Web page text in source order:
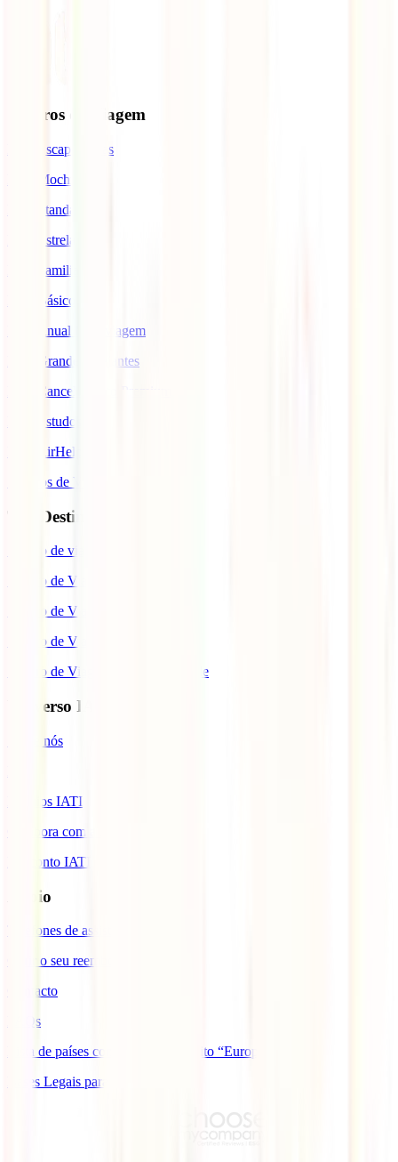
Seguros de Viagem
IATI Escapadinhas
IATI Mochileiro
IATI Standard
IATI Estrela
IATI Familia
IATI Básico
IATI Anual Multiviagem
IATI Grandes Viajantes
IATI Cancelamento Premium
IATI Estudos
IATI AirHelp
Seguros de Viagem
Top Destinos
Seguro de viagem para o Japão
Seguro de Viagem para os EUA
Seguro de Viagem para o Brasil
Seguro de Viagem para Tailândia
Seguro de Viagem para Cabo Verde
Universo IATI
Sobre nós
Prémios IATI
Colabora com a IATI
Desconto IATI
Apoio
Telefones de assistência
Gerir o seu reembolso
Contacto
FAQs
Lista de países com cobertura âmbito “Europa”
Bases Legais para Sorteio Açores